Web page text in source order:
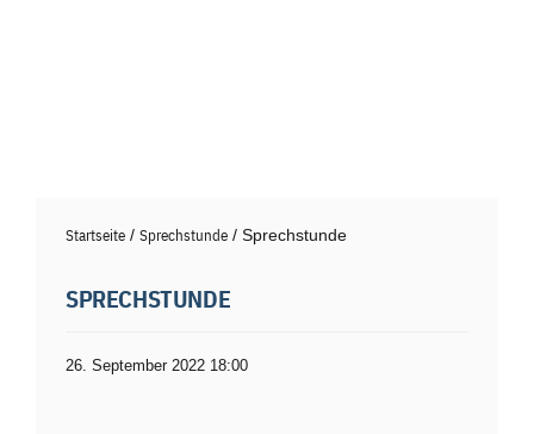
Startseite / Sprechstunde / Sprechstunde
SPRECHSTUNDE
26. September 2022 18:00